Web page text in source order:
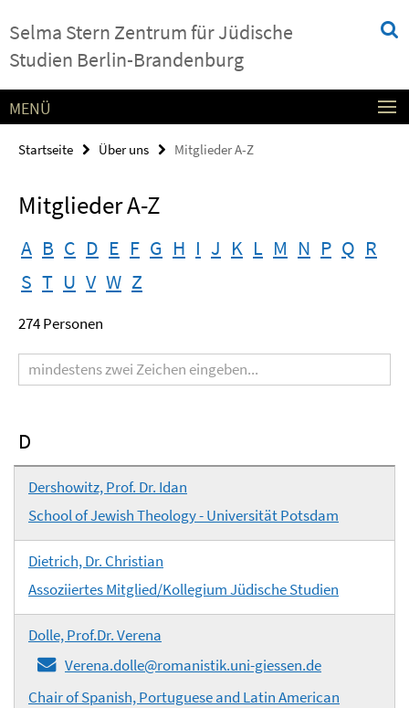
direkt
zu
Selma Stern Zentrum für Jüdische
Studien Berlin-Brandenburg
Service-
Navigation
MENÜ
Startseite Über uns Mitglieder A-Z
Mitglieder A-Z
A B C D E F G H I J K L M N P Q R
S T U V W Z
274 Personen
D
Dershowitz, Prof. Dr. Idan
School of Jewish Theology - Universität Potsdam
Dietrich, Dr. Christian
Assoziiertes Mitglied/Kollegium Jüdische Studien
Dolle, Prof.Dr. Verena
Verena.dolle@romanistik.uni-giessen.de
Chair of Spanish, Portuguese and Latin American